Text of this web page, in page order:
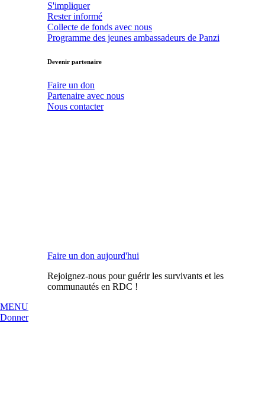
S'impliquer
Rester informé
Collecte de fonds avec nous
Programme des jeunes ambassadeurs de Panzi
Devenir partenaire
Faire un don
Partenaire avec nous
Nous contacter
Faire un don aujourd'hui
Rejoignez-nous pour guérir les survivants et les
communautés en RDC !
MENU
Donner